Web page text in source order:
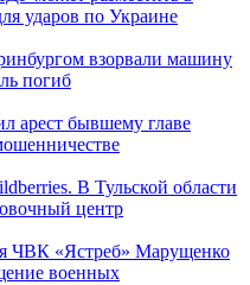
ударов по Украине
взорвали машину
погиб
арест бывшему главе
В Тульской области
центр
ЧВК «Ястреб» Марущенко
военных